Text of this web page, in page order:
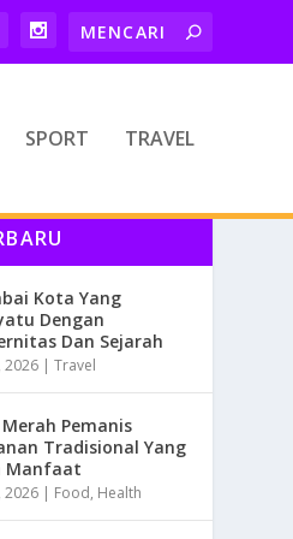
SPORT TRAVEL
Kota Yang
Dengan
Dan Sejarah
2026 |Travel
Pemanis
Tradisional Yang
Manfaat
2026 | Food, Health